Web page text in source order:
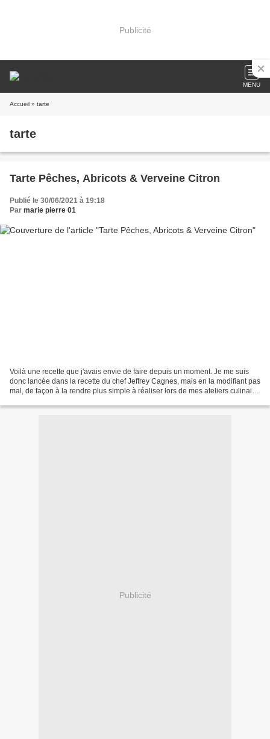
Publicité
MENU
Accueil » tarte
tarte
Tarte Pêches, Abricots & Verveine Citron
Publié le 30/06/2021 à 19:18
Par marie pierre 01
Voilà une recette que j'avais envie de faire depuis un moment. Je me suis
donc lancée dans la recette du chef Jeffrey Cagnes, mais en la modifiant pas
mal, de façon à la rendre plus simple à réaliser lors de mes ateliers culinaire
Publicité